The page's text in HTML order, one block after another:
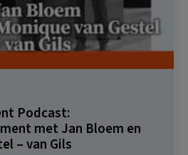
Podcast:
met Jan Bloem en
– van Gils